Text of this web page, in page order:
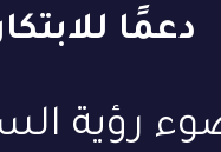
دعمًا
رؤية